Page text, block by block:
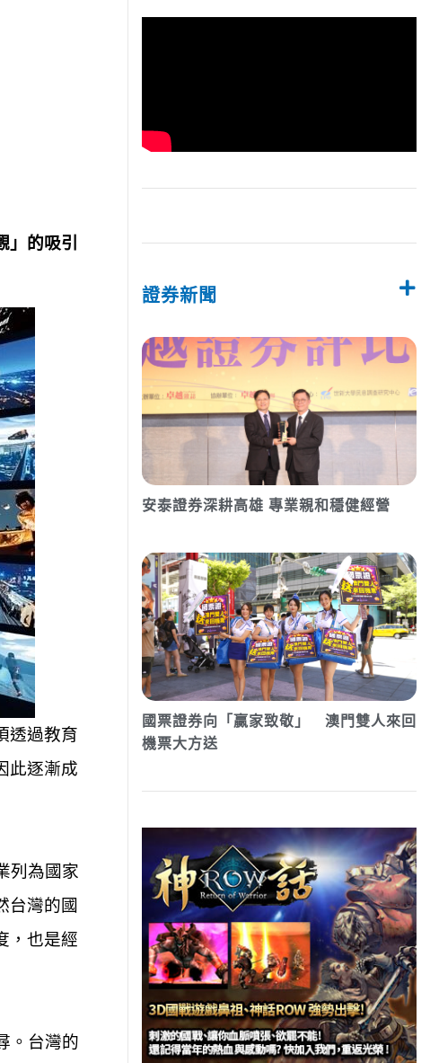
的吸引
透過教育
此逐漸成
列為國家
台灣的國
，也是經
。台灣的
證券新聞
安泰證券深耕高雄 專業親和穩健經營
國票證券向「贏家致敬」 澳門雙人來回
機票大方送